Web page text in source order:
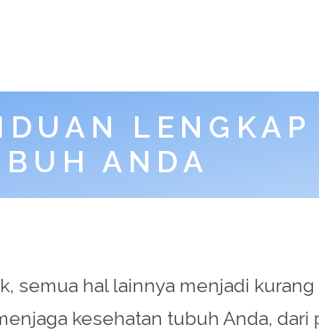
LENGKAP
ANDA
semua hal lainnya menjadi kurang
kesehatan tubuh Anda, dari